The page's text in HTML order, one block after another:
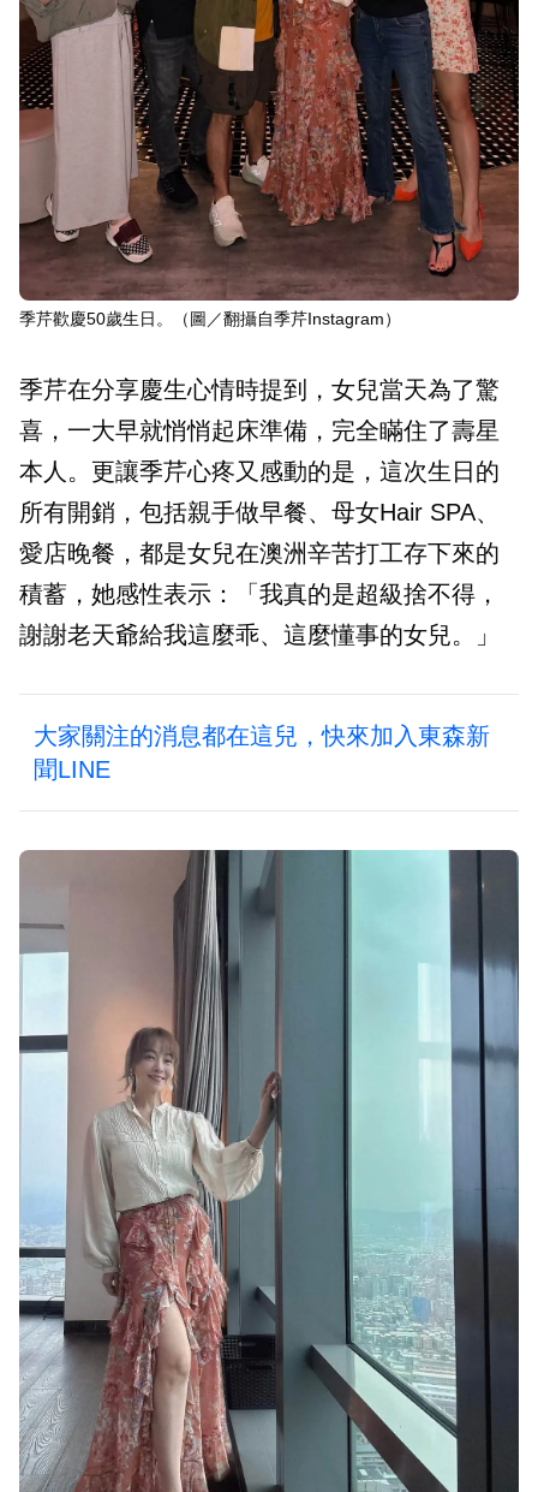
季芹歡慶50歲生日。（圖／翻攝自季芹Instagram）
季芹在分享慶生心情時提到，女兒當天為了驚
喜，一大早就悄悄起床準備，完全瞞住了壽星
本人。更讓季芹心疼又感動的是，這次生日的
所有開銷，包括親手做早餐、母女Hair SPA、
愛店晚餐，都是女兒在澳洲辛苦打工存下來的
積蓄，她感性表示：「我真的是超級捨不得，
謝謝老天爺給我這麼乖、這麼懂事的女兒。」
大家關注的消息都在這兒，快來加入東森新
聞LINE